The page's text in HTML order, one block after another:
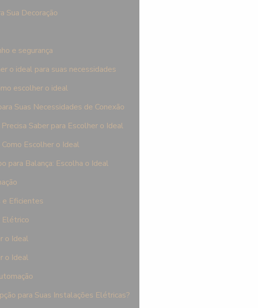
Sua Decoração
e segurança
o ideal para suas necessidades
escolher o ideal
Suas Necessidades de Conexão
Saber para Escolher o Ideal
Como Escolher o Ideal
para Balança: Escolha o Ideal
e Eficientes
Elétrico
o Ideal
o Ideal
para Suas Instalações Elétricas?